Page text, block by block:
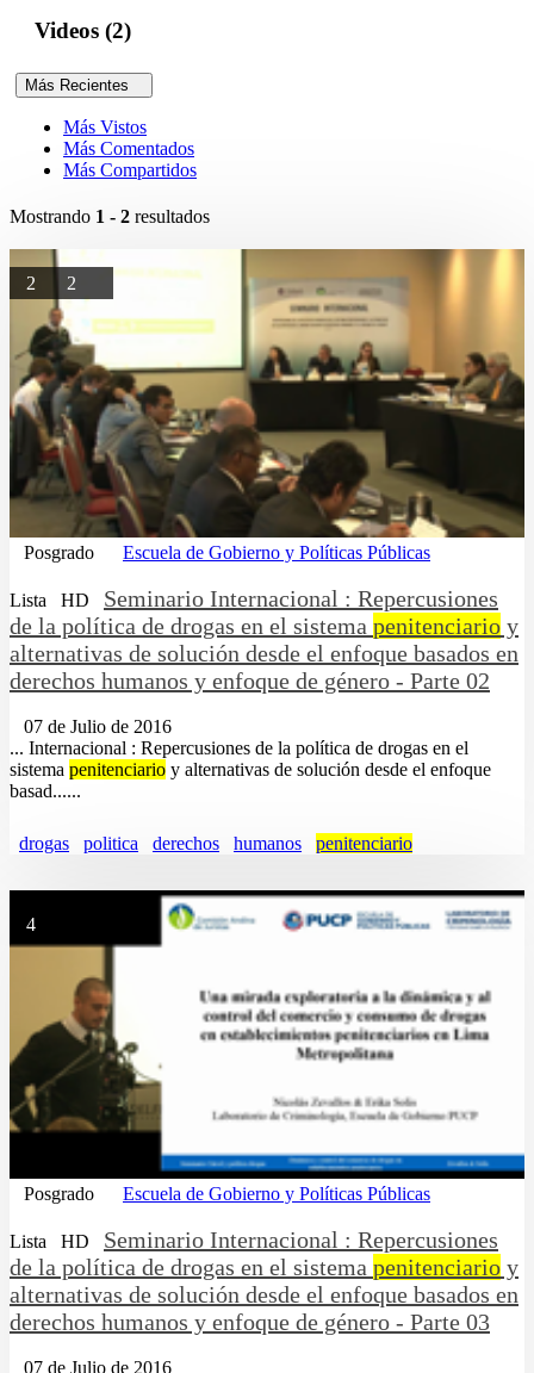
Videos (2)
Más Recientes
Más Vistos
Más Comentados
Más Compartidos
Mostrando 1 - 2 resultados
2 2
Posgrado Escuela de Gobierno y Políticas Públicas
Lista HD
Seminario Internacional : Repercusiones
de la política de drogas en el sistema penitenciario y
alternativas de solución desde el enfoque basados en
derechos humanos y enfoque de género - Parte 02
07 de Julio de 2016
... Internacional : Repercusiones de la política de drogas en el
sistema penitenciario y alternativas de solución desde el enfoque
basad......
drogas politica derechos humanos penitenciario
4
Posgrado Escuela de Gobierno y Políticas Públicas
Lista HD
Seminario Internacional : Repercusiones
de la política de drogas en el sistema penitenciario y
alternativas de solución desde el enfoque basados en
derechos humanos y enfoque de género - Parte 03
07 de Julio de 2016